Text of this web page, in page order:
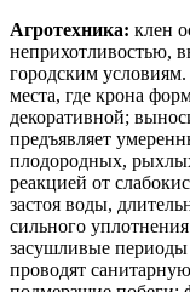
Агротехника: клен
неприхотливостью,
городским
места, где крона
декоративной;
предъявляет
плодородных,
реакцией от
застоя воды,
сильного
засушливые периоды
проводят